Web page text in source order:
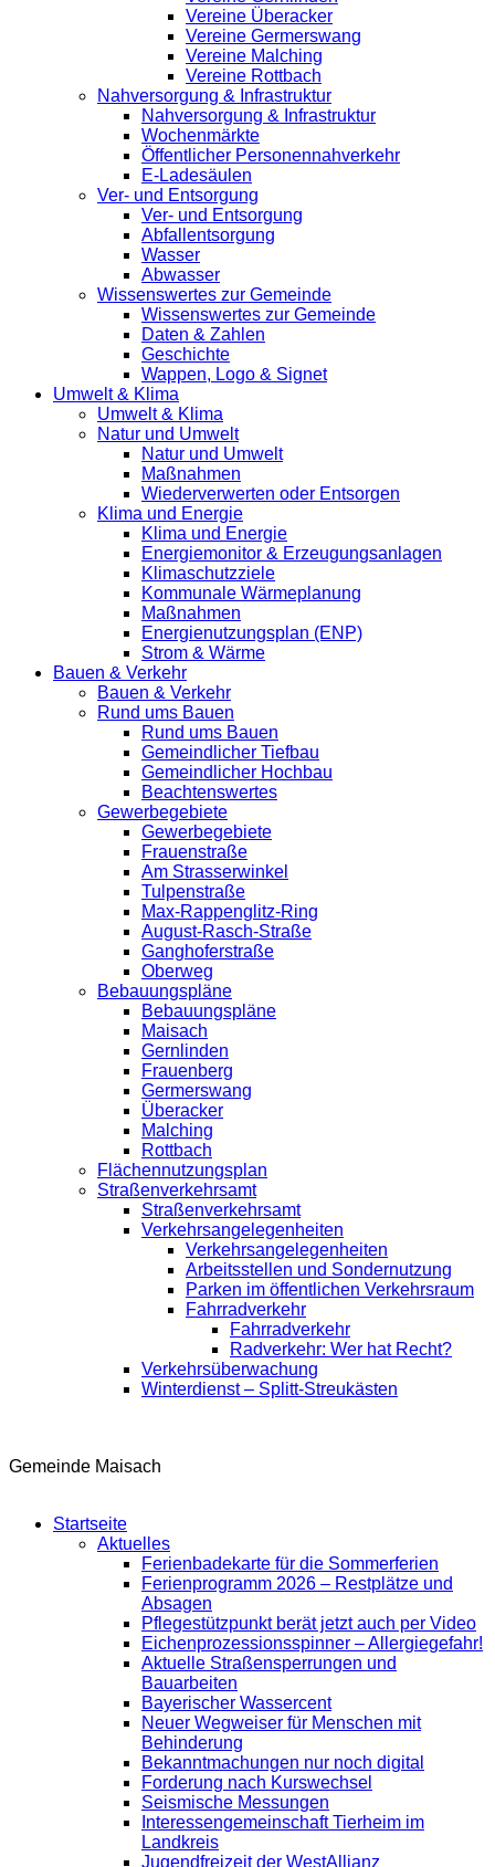
Vereine Überacker
Vereine Germerswang
Vereine Malching
Vereine Rottbach
Nahversorgung & Infrastruktur
Nahversorgung & Infrastruktur
Wochenmärkte
Öffentlicher Personennahverkehr
E-Ladesäulen
Ver- und Entsorgung
Ver- und Entsorgung
Abfallentsorgung
Wasser
Abwasser
Wissenswertes zur Gemeinde
Wissenswertes zur Gemeinde
Daten & Zahlen
Geschichte
Wappen, Logo & Signet
Umwelt & Klima
Umwelt & Klima
Natur und Umwelt
Natur und Umwelt
Maßnahmen
Wiederverwerten oder Entsorgen
Klima und Energie
Klima und Energie
Energiemonitor & Erzeugungsanlagen
Klimaschutzziele
Kommunale Wärmeplanung
Maßnahmen
Energienutzungsplan (ENP)
Strom & Wärme
Bauen & Verkehr
Bauen & Verkehr
Rund ums Bauen
Rund ums Bauen
Gemeindlicher Tiefbau
Gemeindlicher Hochbau
Beachtenswertes
Gewerbegebiete
Gewerbegebiete
Frauenstraße
Am Strasserwinkel
Tulpenstraße
Max-Rappenglitz-Ring
August-Rasch-Straße
Ganghoferstraße
Oberweg
Bebauungspläne
Bebauungspläne
Maisach
Gernlinden
Frauenberg
Germerswang
Überacker
Malching
Rottbach
Flächennutzungsplan
Straßenverkehrsamt
Straßenverkehrsamt
Verkehrsangelegenheiten
Verkehrsangelegenheiten
Arbeitsstellen und Sondernutzung
Parken im öffentlichen Verkehrsraum
Fahrradverkehr
Fahrradverkehr
Radverkehr: Wer hat Recht?
Verkehrsüberwachung
Winterdienst – Splitt-Streukästen
Gemeinde Maisach
Startseite
Aktuelles
Ferienbadekarte für die Sommerferien
Ferienprogramm 2026 – Restplätze und
Absagen
Pflegestützpunkt berät jetzt auch per Video
Eichenprozessionsspinner – Allergiegefahr!
Aktuelle Straßensperrungen und
Bauarbeiten
Bayerischer Wassercent
Neuer Wegweiser für Menschen mit
Behinderung
Bekanntmachungen nur noch digital
Forderung nach Kurswechsel
Seismische Messungen
Interessengemeinschaft Tierheim im
Landkreis
Jugendfreizeit der WestAllianz